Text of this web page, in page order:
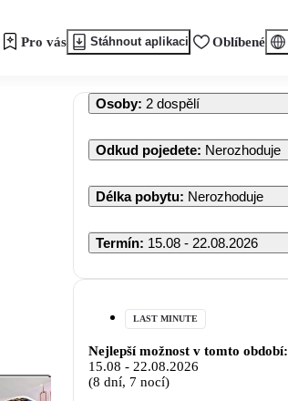
Pro vás Stáhnout aplikaci Oblíbené
Osoby: 2 dospělí
Odkud pojedete: Nerozhoduje
Délka pobytu: Nerozhoduje
Termín: 15.08 - 22.08.2026
LAST MINUTE
Nejlepší možnost v tomto období:
15.08 - 22.08.2026
(8 dní, 7 nocí)